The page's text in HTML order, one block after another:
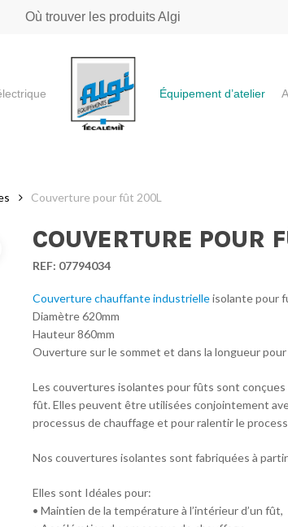
Où trouver les produits Algi
Équipement d’atelier
Couverture pour fût 200L
COUVERTURE POUR
REF: 07794034
Couverture chauffante industrielleisolante pour
Diamètre 620mm
Hauteur 860mm
Ouverture sur le sommet et dans la longueur
Les couvertures isolantes pour fûts sont conçues
fût. Elles peuvent être utilisées conjointement
processus de chauffage et pour ralentir le
Nos couvertures isolantes sont fabriquées à
Elles sont Idéales pour:
• Maintien de la température à l’intérieur d’un fût,